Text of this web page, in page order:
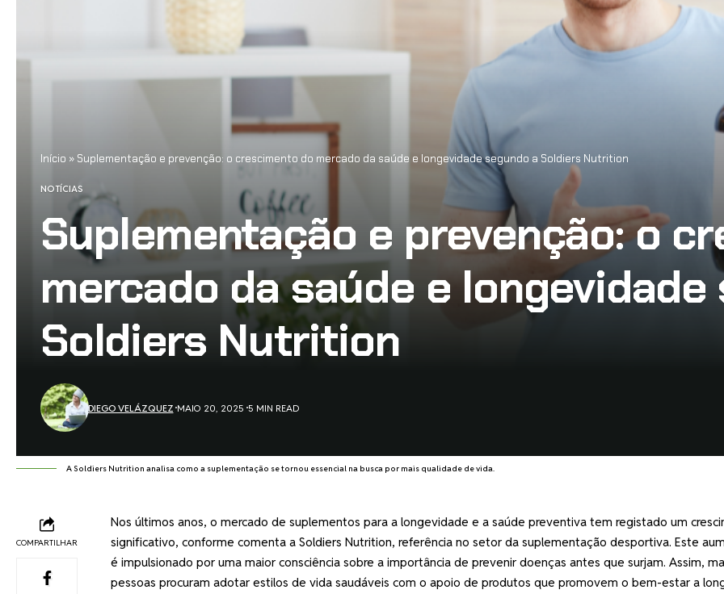
Início » Suplementação e prevenção: o crescimento do mercado da saúde e longevidade segundo a Soldiers Nutrition
NOTÍCIAS
Suplementação e prevenção: o
mercado da saúde e longevidade
Soldiers Nutrition
DIEGO VELÁZQUEZ MAIO 20, 2025 5 MIN READ
A Soldiers Nutrition analisa como a suplementação se tornou essencial na busca por mais qualidade de vida.
COMPARTILHAR
Nos últimos anos, o mercado de suplementos para a longevidade e a saúde preventiva tem registado um
significativo, conforme comenta a Soldiers Nutrition, referência no setor da suplementação desportiva. Este
é impulsionado por uma maior consciência sobre a importância de prevenir doenças antes que surjam. Assim,
pessoas procuram adotar estilos de vida saudáveis com o apoio de produtos que promovem o bem-estar a